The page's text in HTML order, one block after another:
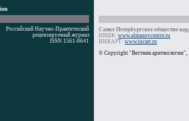
Российский Научно-Практический
рецензируемый журнал
ISSN 1561-8641
Санкт-Петербургское общество
НИИК: www.almazovcentre.ru
ИНКАРТ: www.incart.ru
© Copyright "Вестник аритмологии",